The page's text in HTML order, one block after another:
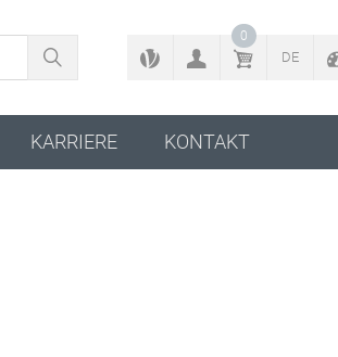
ZURÜCK ZUM KONFIGURATOR
0
DE
KARRIERE KONTAKT